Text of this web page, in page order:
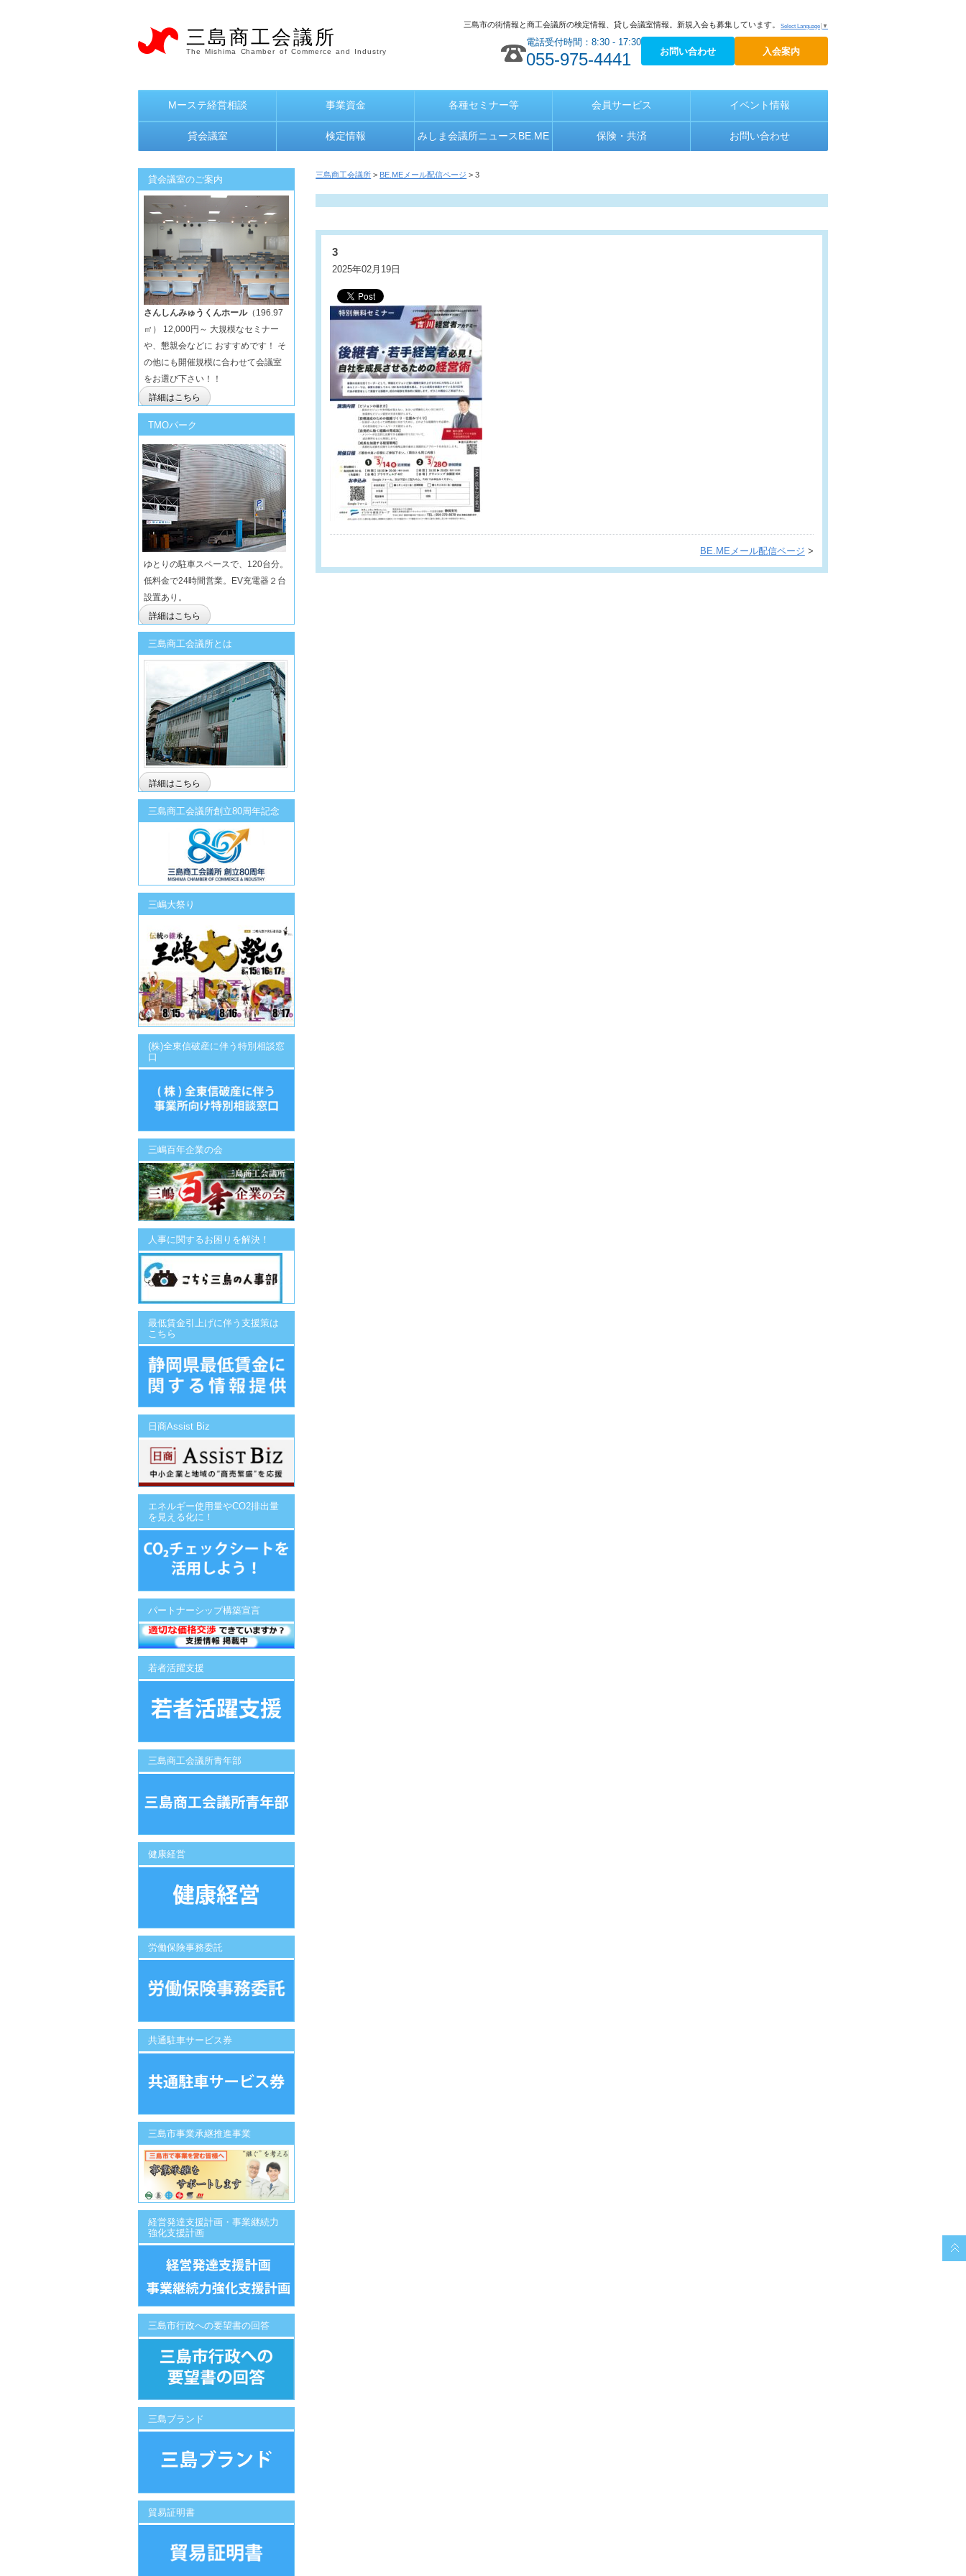
三島商工会議所
The Mishima Chamber of Commerce and Industry
Select Language ▼
三島市の街情報と商工会議所の検定情報、貸し会議室情報。新規入会も募集しています。
電話受付時間：8:30 - 17:30
055-975-4441 お問い合わせ 入会案内
Mーステ経営相談 事業資金 各種セミナー等 会員サービス イベント情報
貸会議室 検定情報 みしま会議所ニュースBE.ME 保険・共済 お問い合わせ
三島商工会議所 > BE.MEメール配信ページ > 3
3
2025年02月19日
BE.MEメール配信ページ >
貸会議室のご案内
さんしんみゅうくんホール（196.97
㎡） 12,000円～ 大規模なセミナー
や、懇親会などに おすすめです！ そ
の他にも開催規模に合わせて会議室
をお選び下さい！！
詳細はこちら
TMOパーク
ゆとりの駐車スペースで、120台分。
低料金で24時間営業。EV充電器２台
設置あり。
詳細はこちら
三島商工会議所とは
詳細はこちら
三島商工会議所創立80周年記念
三嶋大祭り
(株)全東信破産に伴う特別相談窓
口
三嶋百年企業の会
人事に関するお困りを解決！
最低賃金引上げに伴う支援策は
こちら
日商Assist Biz
エネルギー使用量やCO2排出量
を見える化に！
パートナーシップ構築宣言
若者活躍支援
三島商工会議所青年部
健康経営
労働保険事務委託
共通駐車サービス券
三島市事業承継推進事業
経営発達支援計画・事業継続力
強化支援計画
三島市行政への要望書の回答
三島ブランド
貿易証明書